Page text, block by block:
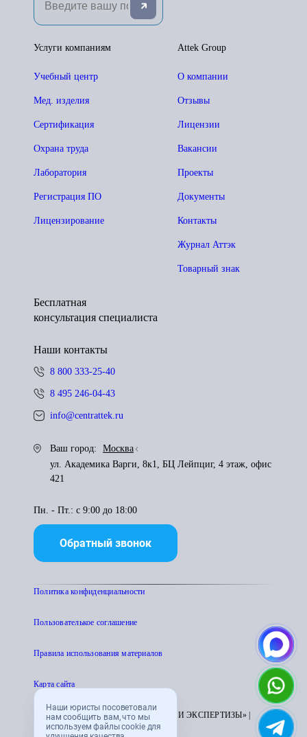
Наши юристы посоветовали
нам сообщить вам, что мы
используем файлы cookie для
Attek Group
О компании
Отзывы
Лицензии
Вакансии
Проекты
Документы
Контакты
Журнал Аттэк
Товарный знак
Услуги компаниям
Учебный центр
Мед. изделия
Сертификация
Охрана труда
Лаборатория
Регистрация ПО
Лицензирование
Бесплатная
консультация специалиста
Наши контакты
8 800 333-25-40
8 495 246-04-43
info@centrattek.ru
Ваш город:
Москва
ул. Академика Варги, 8к1, БЦ Лейпциг, 4 этаж, офис
421
Пн. - Пт.: с 9:00 до 18:00
Обратный звонок
Политика конфиденциальности
Пользователькое соглашение
Правила использования материалов
Карта сайта
© 1995 - 2026 «ЦЕНТР АТТЕСТАЦИИ И ЭКСПЕРТИЗЫ» |
CENTRATTEK.RU